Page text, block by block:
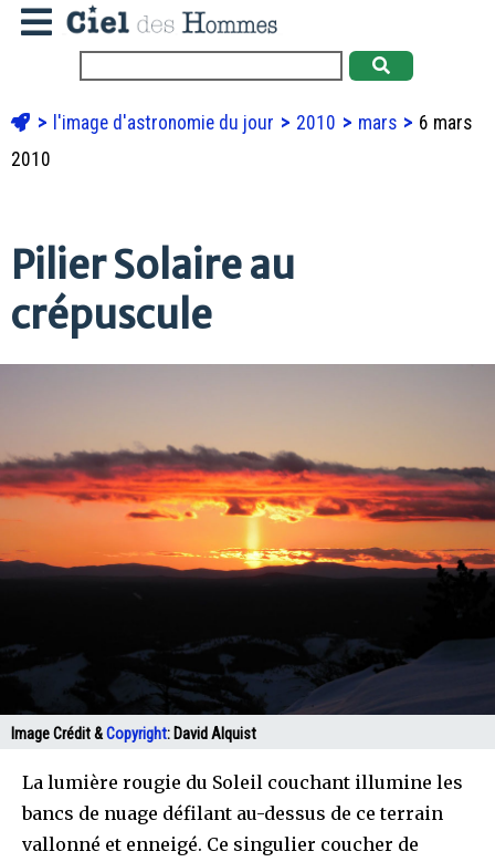
l'image d'astronomie du jour 2010 mars
6 mars
2010
Pilier Solaire au
crépuscule
Image Crédit &Copyright: David Alquist
La lumière rougie du Soleil couchant illumine les
bancs de nuage défilant au-dessus de ce terrain
vallonné et enneigé. Ce singulier coucher de